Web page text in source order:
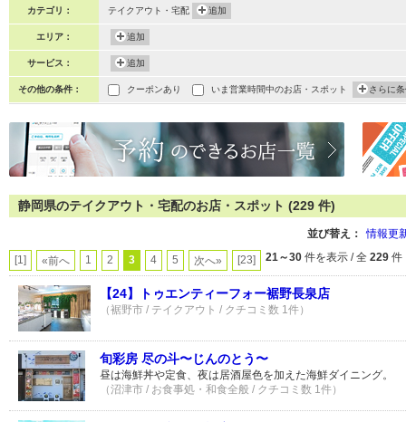
カテゴリ： テイクアウト・宅配 追加
エリア： 追加
サービス： 追加
その他の条件： クーポンあり いま営業時間中のお店・スポット さらに
静岡県のテイクアウト・宅配のお店・スポット (229 件)
並び替え： 情報更
[1] «前へ 1 2 3 4 5 次へ» [23] 21～30 件を表示 / 全 229 件
【24】トゥエンティーフォー裾野長泉店
（裾野市 / テイクアウト / クチコミ数 1件）
旬彩房 尽の斗〜じんのとう〜
昼は海鮮丼や定食、夜は居酒屋色を加えた海鮮ダイニング。
（沼津市 / お食事処・和食全般 / クチコミ数 1件）